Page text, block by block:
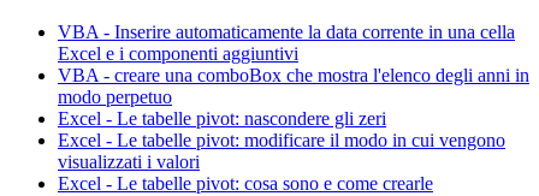
VBA - Inserire automaticamente la data corrente in una cella
Excel e i componenti aggiuntivi
VBA - creare una comboBox che mostra l'elenco degli anni in
modo perpetuo
Excel - Le tabelle pivot: nascondere gli zeri
Excel - Le tabelle pivot: modificare il modo in cui vengono
visualizzati i valori
Excel - Le tabelle pivot: cosa sono e come crearle